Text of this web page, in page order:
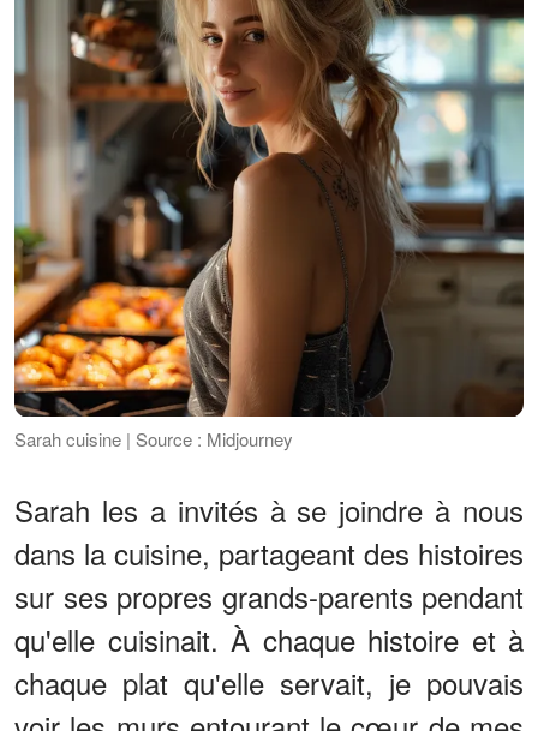
Sarah cuisine | Source : Midjourney
Sarah les a invités à se joindre à nous
dans la cuisine, partageant des histoires
sur ses propres grands-parents pendant
qu'elle cuisinait. À chaque histoire et à
chaque plat qu'elle servait, je pouvais